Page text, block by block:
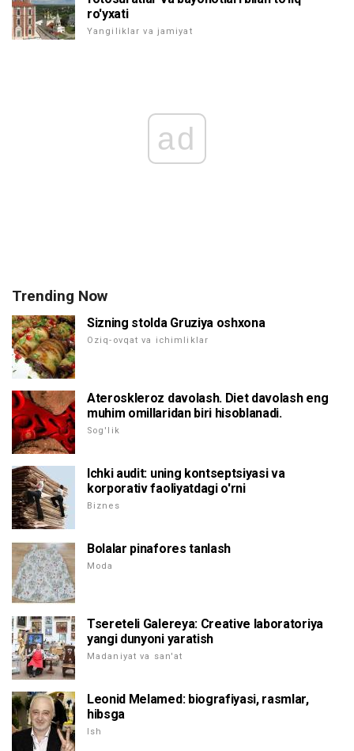
ro'yxati
Yangiliklar va jamiyat
ad
Trending Now
Sizning stolda Gruziya oshxona
Oziq-ovqat va ichimliklar
Ateroskleroz davolash. Diet davolash eng
muhim omillaridan biri hisoblanadi.
Sog'lik
Ichki audit: uning kontseptsiyasi va
korporativ faoliyatdagi o'rni
Biznes
Bolalar pinafores tanlash
Moda
Tsereteli Galereya: Creative laboratoriya
yangi dunyoni yaratish
Madaniyat va san'at
Leonid Melamed: biografiyasi, rasmlar,
hibsga
Ish